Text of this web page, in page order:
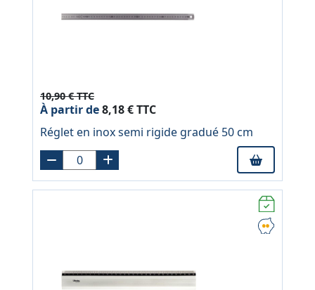
10,90 € TTC
À partir de8,18 € TTC
Réglet en inox semi rigide gradué 50 cm